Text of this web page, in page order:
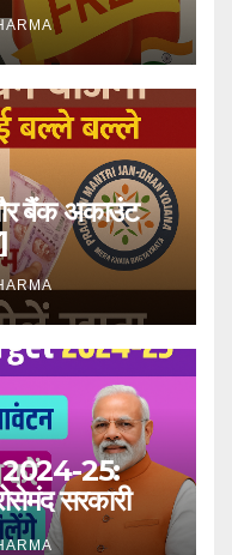
बैंक अकाउंट
2024-25:
सरकारी